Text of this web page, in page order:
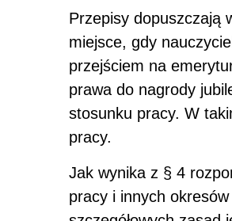
Przepisy dopuszczają
miejsce, gdy
przejściem na
prawa do nagrody
stosunku pracy. W
pracy.
Jak wynika z § 4
pracy i innych